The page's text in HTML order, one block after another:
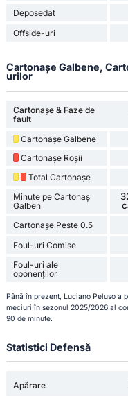
Deposedat
Offside-uri
Cartonașe Galbene,
urilor
Cartonașe & Faze de
fault
Cartonașe Galbene
Cartonașe Roșii
Total Cartonașe
Minute pe Cartonaș
Galben
Cartonașe Peste 0.5
Foul-uri Comise
Foul-uri ale
oponenților
Până în prezent, Luciano Peluso a
meciuri în sezonul 2025/2026 al
90 de minute.
Statistici Defensă
Apărare